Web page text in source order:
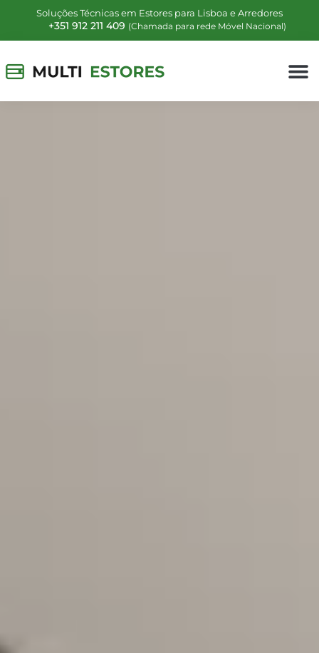
Soluções Técnicas em Estores para Lisboa e Arredores
+351 912 211 409 (Chamada para rede Móvel Nacional)